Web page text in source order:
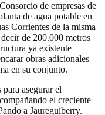
de empresas de
de agua potable en
Corrientes de la misma
de 200.000 metros
ya existente
obras adicionales
en su conjunto.
asegurar el
el creciente
a Jaureguiberry.